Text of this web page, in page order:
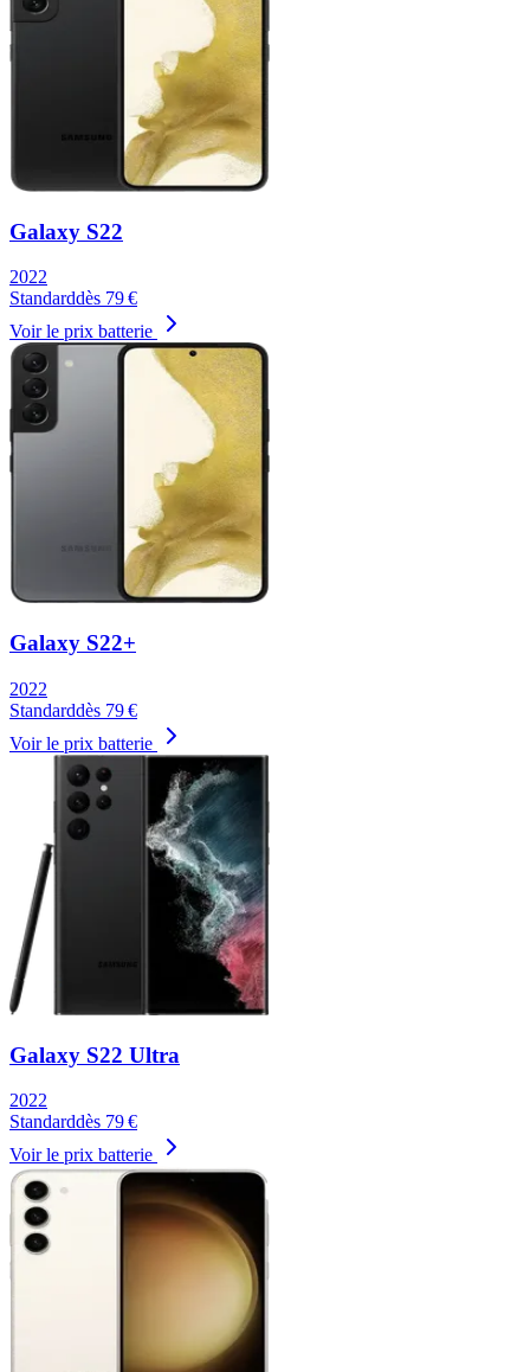
Galaxy S22
2022
Standarddès 79€
Voir le prix batterie
Galaxy S22+
2022
Standarddès 79€
Voir le prix batterie
Galaxy S22 Ultra
2022
Standarddès 79€
Voir le prix batterie